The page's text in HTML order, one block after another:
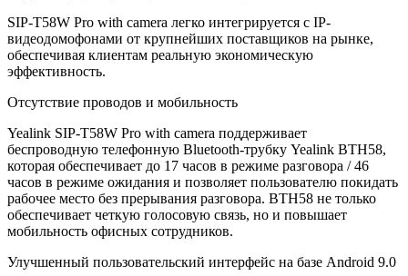
SIP-T58W Pro with camera легко интегрируется с IP-
видеодомофонами от крупнейших поставщиков на рынке,
обеспечивая клиентам реальную экономическую
эффективность.
Отсутствие проводов и мобильность
Yealink SIP-T58W Pro with camera поддерживает
беспроводную телефонную Bluetooth-трубку Yealink BTH58,
которая обеспечивает до 17 часов в режиме разговора / 46
часов в режиме ожидания и позволяет пользователю покидать
рабочее место без прерывания разговора. BTH58 не только
обеспечивает четкую голосовую связь, но и повышает
мобильность офисных сотрудников.
Улучшенный пользовательский интерфейс на базе Android 9.0